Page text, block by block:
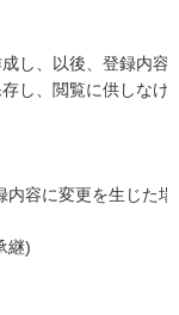
し、以後、登録内容
し、閲覧に供しな
容に変更を生じた
継)